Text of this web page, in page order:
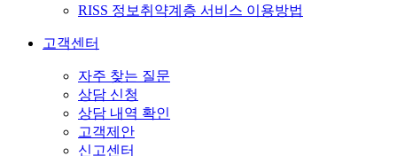
RISS 정보취약계층 서비스 이용방법
고객센터
자주 찾는 질문
상담 신청
상담 내역 확인
고객제안
신고센터